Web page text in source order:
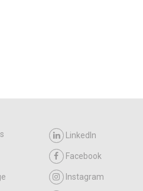
LinkedIn
Facebook
Instagram